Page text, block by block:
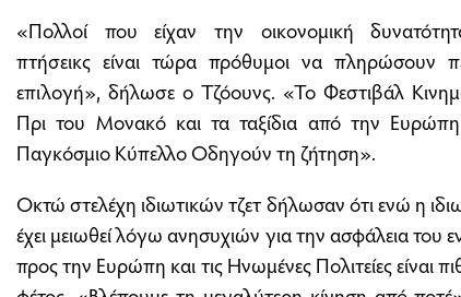
«Πολλοί που είχαν την οικονομική
πτήσεικς είναι τώρα πρόθυμοι να πληρώσουν
επιλογή», δήλωσε ο Τζόουνς. «Το Φεστιβάλ
Πρι του Μονακό και τα ταξίδια από την
Παγκόσμιο Κύπελλο Οδηγούν τη ζήτηση».
Οκτώ στελέχη ιδιωτικών τζετ δήλωσαν ότι ενώ η
έχει μειωθεί λόγω ανησυχιών για την ασφάλεια του
προς την Ευρώπη και τις Ηνωμένες Πολιτείες είναι